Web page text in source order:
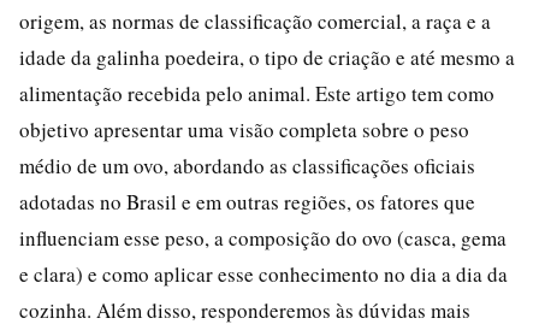
origem, as normas de classificação comercial, a raça e a
idade da galinha poedeira, o tipo de criação e até mesmo a
alimentação recebida pelo animal. Este artigo tem como
objetivo apresentar uma visão completa sobre o peso
médio de um ovo, abordando as classificações oficiais
adotadas no Brasil e em outras regiões, os fatores que
influenciam esse peso, a composição do ovo (casca, gema
e clara) e como aplicar esse conhecimento no dia a dia da
cozinha. Além disso, responderemos às dúvidas mais